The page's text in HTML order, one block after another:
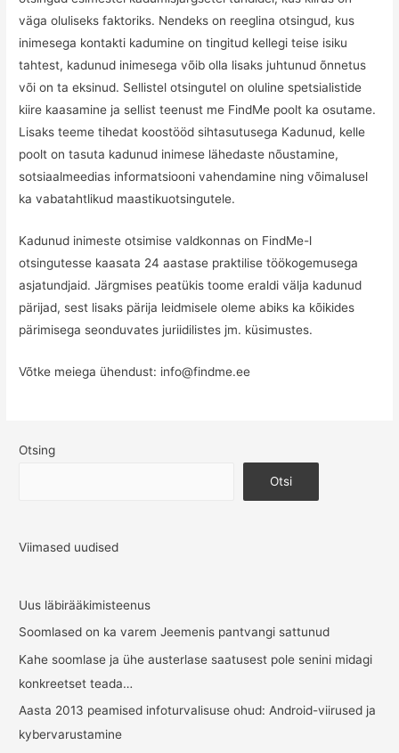
väga oluliseks faktoriks. Nendeks on reeglina otsingud, kus
inimesega kontakti kadumine on tingitud kellegi teise isiku
tahtest, kadunud inimesega võib olla lisaks juhtunud õnnetus
või on ta eksinud. Sellistel otsingutel on oluline spetsialistide
kiire kaasamine ja sellist teenust me FindMe poolt ka osutame.
Lisaks teeme tihedat koostööd sihtasutusega Kadunud, kelle
poolt on tasuta kadunud inimese lähedaste nõustamine,
sotsiaalmeedias informatsiooni vahendamine ning võimalusel
ka vabatahtlikud maastikuotsingutele.
Kadunud inimeste otsimise valdkonnas on FindMe-l
otsingutesse kaasata 24 aastase praktilise töökogemusega
asjatundjaid. Järgmises peatükis toome eraldi välja kadunud
pärijad, sest lisaks pärija leidmisele oleme abiks ka kõikides
pärimisega seonduvates juriidilistes jm. küsimustes.
Võtke meiega ühendust: info@findme.ee
Otsing
Otsi
Viimased uudised
Uus läbirääkimisteenus
Soomlased on ka varem Jeemenis pantvangi sattunud
Kahe soomlase ja ühe austerlase saatusest pole senini midagi
konkreetset teada…
Aasta 2013 peamised infoturvalisuse ohud: Android-viirused ja
kybervarustamine